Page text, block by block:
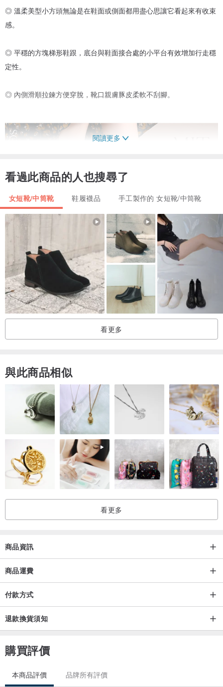
◎ 溫柔美型小方頭無論是在鞋面或側面都用盡心思讓它看起來有收束
感。
◎ 平穩的方塊梯形鞋跟，底台與鞋面接合處的小平台有效增加行走穩
定性。
◎ 內側滑順拉鍊方便穿脫，靴口親膚豚皮柔軟不刮腳。
閱讀更多
看過此商品的人也搜尋了
女短靴/中筒靴 鞋履襪品 手工製作的 女短靴/中筒靴
看更多
與此商品相似
看更多
商品資訊
商品運費
付款方式
退款換貨須知
購買評價
本商品評價 品牌所有評價